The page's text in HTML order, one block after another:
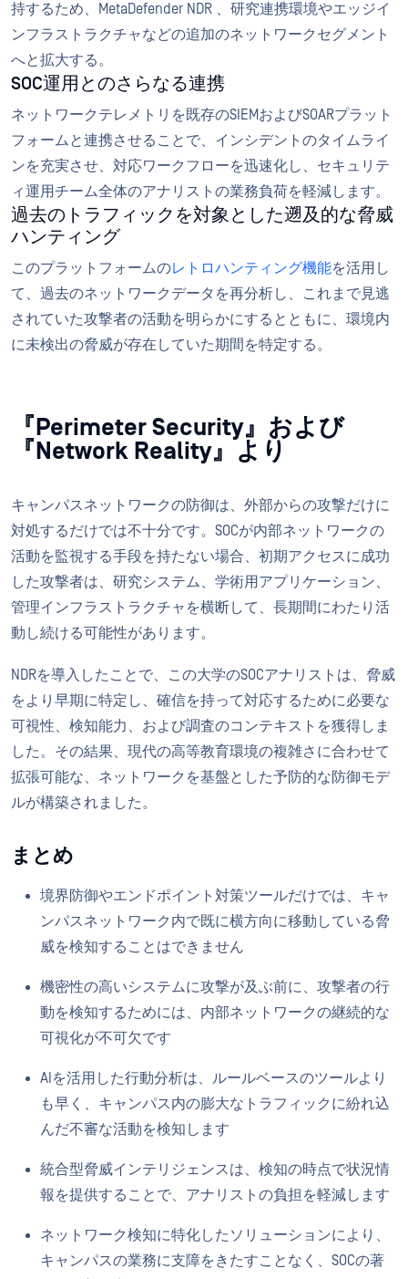
持するため、MetaDefender NDR 、研究連携環境やエッジイ
ンフラストラクチャなどの追加のネットワークセグメント
へと拡大する。
SOC運用とのさらなる連携
ネットワークテレメトリを既存のSIEMおよびSOARプラット
フォームと連携させることで、インシデントのタイムライ
ンを充実させ、対応ワークフローを迅速化し、セキュリテ
ィ運用チーム全体のアナリストの業務負荷を軽減します。
過去のトラフィックを対象とした遡及的な脅威
ハンティング
このプラットフォームのレトロハンティング機能を活用し
て、過去のネットワークデータを再分析し、これまで見逃
されていた攻撃者の活動を明らかにするとともに、環境内
に未検出の脅威が存在していた期間を特定する。
『Perimeter Security』および
『Network Reality』より
キャンパスネットワークの防御は、外部からの攻撃だけに
対処するだけでは不十分です。SOCが内部ネットワークの
活動を監視する手段を持たない場合、初期アクセスに成功
した攻撃者は、研究システム、学術用アプリケーション、
管理インフラストラクチャを横断して、長期間にわたり活
動し続ける可能性があります。
NDRを導入したことで、この大学のSOCアナリストは、脅威
をより早期に特定し、確信を持って対応するために必要な
可視性、検知能力、および調査のコンテキストを獲得しま
した。その結果、現代の高等教育環境の複雑さに合わせて
拡張可能な、ネットワークを基盤とした予防的な防御モデ
ルが構築されました。
まとめ
境界防御やエンドポイント対策ツールだけでは、キャ
ンパスネットワーク内で既に横方向に移動している脅
威を検知することはできません
機密性の高いシステムに攻撃が及ぶ前に、攻撃者の行
動を検知するためには、内部ネットワークの継続的な
可視化が不可欠です
AIを活用した行動分析は、ルールベースのツールより
も早く、キャンパス内の膨大なトラフィックに紛れ込
んだ不審な活動を検知します
統合型脅威インテリジェンスは、検知の時点で状況情
報を提供することで、アナリストの負担を軽減します
ネットワーク検知に特化したソリューションにより、
キャンパスの業務に支障をきたすことなく、SOCの著